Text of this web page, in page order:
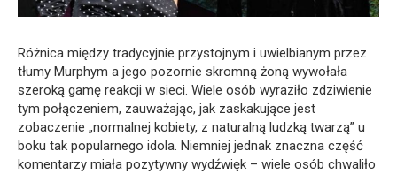
Różnica między tradycyjnie przystojnym i uwielbianym przez
tłumy Murphym a jego pozornie skromną żoną wywołała
szeroką gamę reakcji w sieci. Wiele osób wyraziło zdziwienie
tym połączeniem, zauważając, jak zaskakujące jest
zobaczenie „normalnej kobiety, z naturalną ludzką twarzą” u
boku tak popularnego idola. Niemniej jednak znaczna część
komentarzy miała pozytywny wydźwięk – wiele osób chwaliło